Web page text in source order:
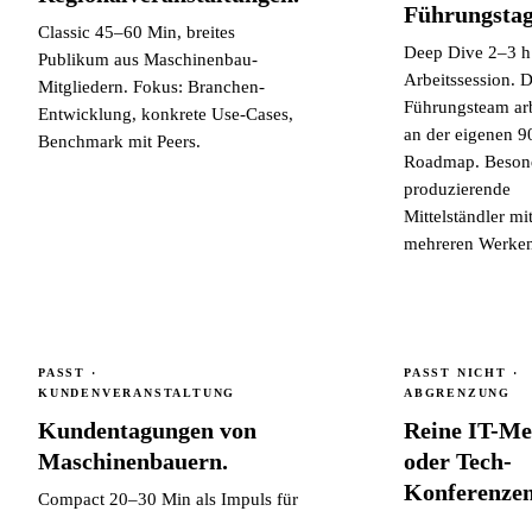
Classic 45–60 Min, breites
Publikum aus Maschinenbau-
Mitgliedern. Fokus: Branchen-
Entwicklung, konkrete Use-Cases,
Benchmark mit Peers.
Deep Dive 2–3
Arbeitssession.
Führungsteam
an der eigenen
Roadmap.
produzierende
Mittelständler mit
mehreren
PASST ·
KUNDENVERANSTALTUNG
Kundentagungen von
Maschinenbauern.
Compact 20–30 Min als Impuls für
PASST NICHT ·
ABGRENZUNG
Reine IT-
oder Tech-